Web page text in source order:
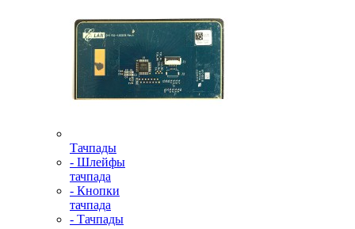
Тачпады
- Шлейфы
тачпада
- Кнопки
тачпада
- Тачпады